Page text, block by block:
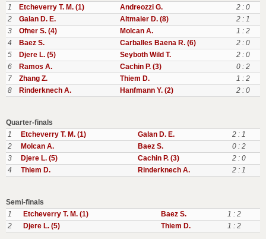
1
Etcheverry T. M. (1) Andreozzi G.
2 : 0
2
Galan D. E. Altmaier D. (8)
2 : 1
3
Ofner S. (4) Molcan A.
1 : 2
4
Baez S. Carballes Baena R. (6)
2 : 0
5
Djere L. (5) Seyboth Wild T.
2 : 0
6
Ramos A. Cachin P. (3)
0 : 2
7
Zhang Z. Thiem D.
1 : 2
8
Rinderknech A. Hanfmann Y. (2) 2 : 0
Quarter-finals
1
Etcheverry T. M. (1) Galan D. E.
2 : 1
2
Molcan A. Baez S.
0 : 2
3
Djere L. (5) Cachin P. (3)
2 : 0
4
Thiem D. Rinderknech A. 2 : 1
Semi-finals
1
Etcheverry T. M. (1) Baez S.
1 : 2
2
Djere L. (5) Thiem D. 1 : 2